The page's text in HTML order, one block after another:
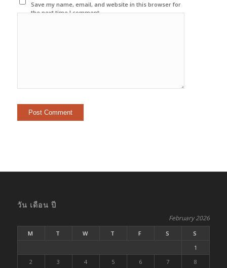
Save my name, email, and website in this browser for
the next time I comment.
วัน เดือน ปี
February 2026
M T W T F S
S
1
2
3 4 5 6 7
8